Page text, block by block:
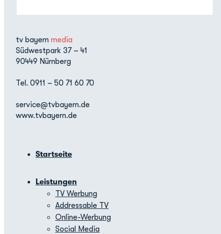
tv bayern media
Südwestpark 37 – 41
90449 Nürnberg
Tel. 0911 – 50 71 60 70
service@tvbayern.de
www.tvbayern.de
Startseite
Leistungen
TV Werbung
Addressable TV
Online-Werbung
Social Media